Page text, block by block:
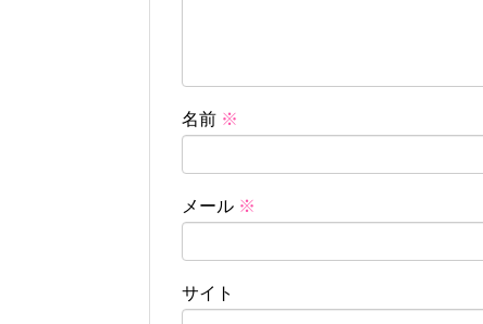
名前 ※
メール ※
サイト